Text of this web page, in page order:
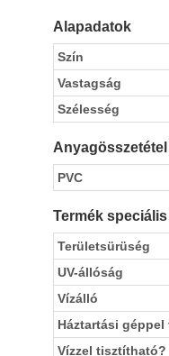
Alapadatok
Szín
Vastagság
Szélesség
Anyagösszetétel
PVC
Termék
Területsürüség
UV-állóság
Vízálló
Háztartási géppel
Vízzel tisztítható?